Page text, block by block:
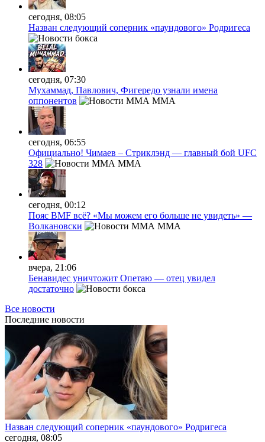
сегодня, 08:05
Назван следующий соперник «паундового» Родригеса
сегодня, 07:30
Мухаммад, Павлович, Фигередо узнали имена
оппонентов
MMA
сегодня, 06:55
Официально! Чимаев – Стриклэнд — главный бой UFC
328
MMA
сегодня, 00:12
Пояс BМF всё? «Мы можем его больше не увидеть» —
Волкановски
MMA
вчера, 21:06
Бенавидес уничтожит Опетаю — отец увидел
достаточно
Все новости
Последние новости
Назван следующий соперник «паундового» Родригеса
сегодня, 08:05